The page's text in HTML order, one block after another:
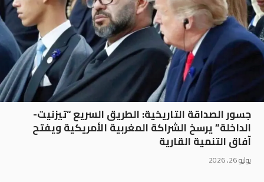
جسور الصداقة التاريخية: الطريق السريع “تيزنيت-
الداخلة” يرسخ الشراكة المغربية الأمريكية ويفتح
آفاق التنمية القارية
يوليو 26, 2026